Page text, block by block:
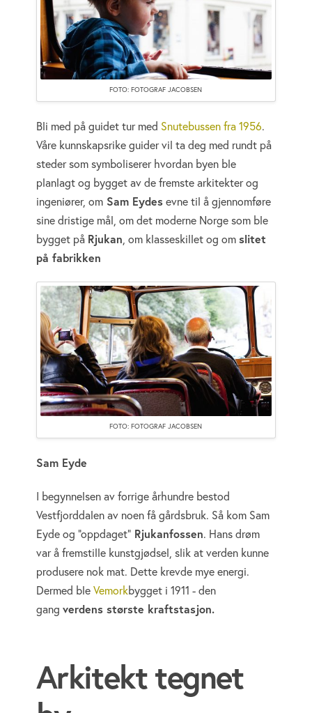
FOTO: FOTOGRAF JACOBSEN
Bli med på guidet tur med Snutebussen fra 1956.
Våre kunnskapsrike guider vil ta deg med rundt på
steder som symboliserer hvordan byen ble
planlagt og bygget av de fremste arkitekter og
ingeniører, omSam Eydesevne til å gjennomføre
sine dristige mål, om det moderne Norge som ble
bygget på Rjukan, om klasseskillet og omslitet
på fabrikken
FOTO: FOTOGRAF JACOBSEN
Sam Eyde
I begynnelsen av forrige århundre bestod
Vestfjorddalen av noen få gårdsbruk. Så kom Sam
Eyde og "oppdaget"Rjukanfossen. Hans drøm
var å fremstille kunstgjødsel, slik at verden kunne
produsere nok mat. Dette krevde mye energi.
Dermed bleVemorkbygget i 1911 - den
gang verdens største kraftstasjon.
Arkitekt tegnet